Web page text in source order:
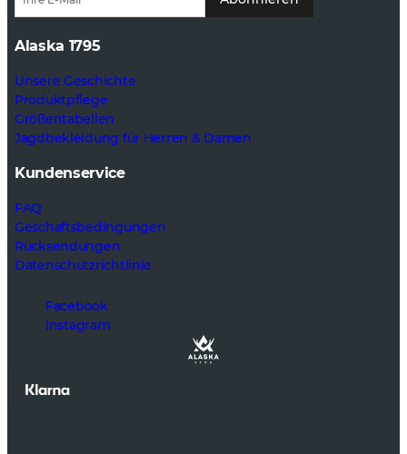
Alaska 1795
Unsere Geschichte
Produktpflege
Größentabellen
Jagdbekleidung für Herren & Damen
Kundenservice
FAQ
Geschaftsbedingungen
Rücksendungen
Datenschutzrichtlinie
Facebook
Instagram